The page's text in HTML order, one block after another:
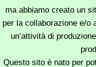
ma abbiamo creato un
per la collaborazione e/o
un’attività di
Questo sito è nato per